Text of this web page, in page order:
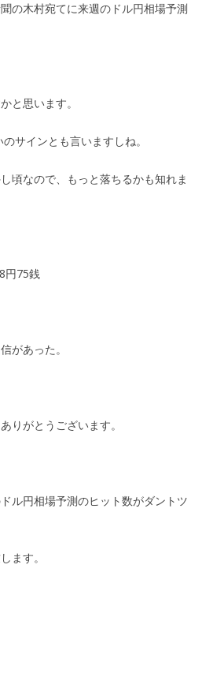
の木村宛てに来週のドル円相場予測
と思います。
サインとも言いますしね。
頃なので、もっと落ちるかも知れま
円75銭
があった。
りがとうございます。
ル円相場予測のヒット数がダントツ
ます。